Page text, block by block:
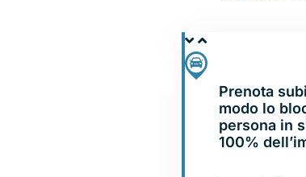
Prenota
modo lo
persona in
100%